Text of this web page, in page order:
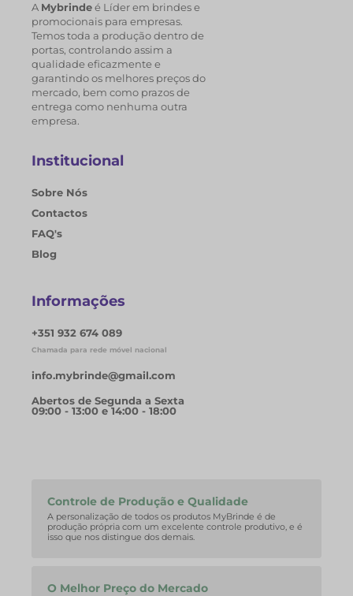
A Mybrindeé Líder em brindes e
promocionais para empresas.
Temos toda a produção dentro de
portas, controlando assim a
qualidade eficazmente e
garantindo os melhores preços do
mercado, bem como prazos de
entrega como nenhuma outra
empresa.
Institucional
Sobre Nós
Contactos
FAQ's
Blog
Informações
+351 932 674 089
Chamada para rede móvel nacional
info.mybrinde@gmail.com
Abertos de Segunda a Sexta
09:00 - 13:00 e 14:00 - 18:00
Controle de Produção e Qualidade
A personalização de todos os produtos MyBrinde é de
produção própria com um excelente controle produtivo, e é
isso que nos distingue dos demais.
O Melhor Preço do Mercado